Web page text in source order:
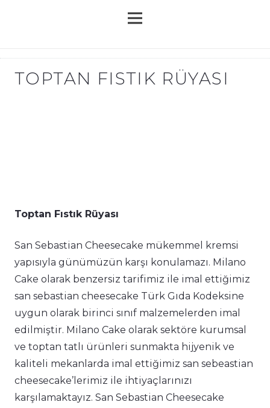
TOPTAN FISTIK RÜYASI
Toptan Fıstık Rüyası
San Sebastian Cheesecake mükemmel kremsi
yapısıyla günümüzün karşı konulamazı. Milano
Cake olarak benzersiz tarifimiz ile imal ettiğimiz
san sebastian cheesecake Türk Gıda Kodeksine
uygun olarak birinci sınıf malzemelerden imal
edilmiştir. Milano Cake olarak sektöre kurumsal
ve toptan tatlı ürünleri sunmakta hijyenik ve
kaliteli mekanlarda imal ettiğimiz san sebeastian
cheesecake’lerimiz ile ihtiyaçlarınızı
karşılamaktayız. San Sebastian Cheesecake